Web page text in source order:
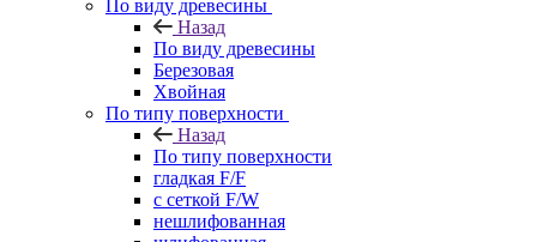
По виду древесины
Назад
По виду древесины
Березовая
Хвойная
По типу поверхности
Назад
По типу поверхности
гладкая F/F
с сеткой F/W
нешлифованная